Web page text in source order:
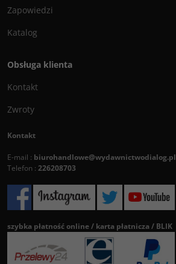
Zapowiedzi
Katalog
Obsługa klienta
Kontakt
Zwroty
Kontakt
E-mail : biurohandlowe@wydawnictwodialog.pl
Telefon : 226208703
szybka płatność online / karta płatnicza / BLIK